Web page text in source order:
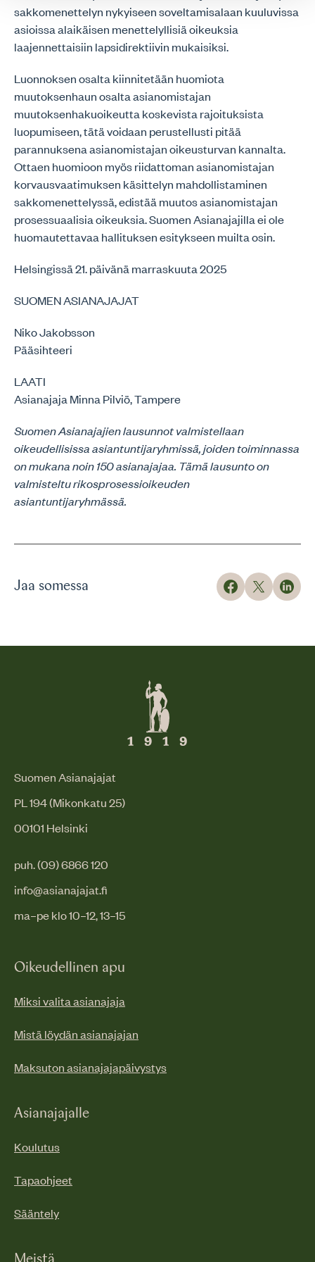
sakkomenettelyn nykyiseen soveltamisalaan kuuluvissa
asioissa alaikäisen menettelyllisiä oikeuksia
laajennettaisiin lapsidirektiivin mukaisiksi.
Luonnoksen osalta kiinnitetään huomiota
muutoksenhaun osalta asianomistajan
muutoksenhakuoikeutta koskevista rajoituksista
luopumiseen, tätä voidaan perustellusti pitää
parannuksena asianomistajan oikeusturvan kannalta.
Ottaen huomioon myös riidattoman asianomistajan
korvausvaatimuksen käsittelyn mahdollistaminen
sakkomenettelyssä, edistää muutos asianomistajan
prosessuaalisia oikeuksia. Suomen Asianajajilla ei ole
huomautettavaa hallituksen esitykseen muilta osin.
Helsingissä 21. päivänä marraskuuta 2025
SUOMEN ASIANAJAJAT
Niko Jakobsson
Pääsihteeri
LAATI
Asianajaja Minna Pilviö, Tampere
Suomen Asianajajien lausunnot valmistellaan
oikeudellisissa asiantuntijaryhmissä, joiden toiminnassa
on mukana noin 150 asianajajaa. Tämä lausunto on
valmisteltu rikosprosessioikeuden
asiantuntijaryhmässä.
Jaa somessa
Suomen Asianajajat
PL 194 (Mikonkatu 25)
00101 Helsinki
puh. (09) 6866 120
info@asianajajat.fi
ma–pe klo 10–12, 13–15
Oikeudellinen apu
Miksi valita asianajaja
Mistä löydän asianajajan
Maksuton asianajajapäivystys
Asianajajalle
Koulutus
Tapaohjeet
Sääntely